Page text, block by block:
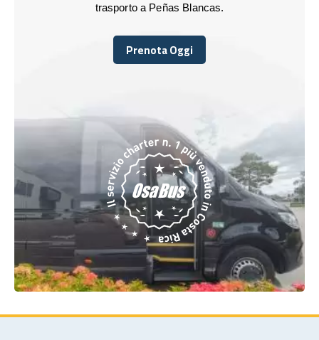
trasporto a Peñas Blancas.
Prenota Oggi
Prenota Oggi